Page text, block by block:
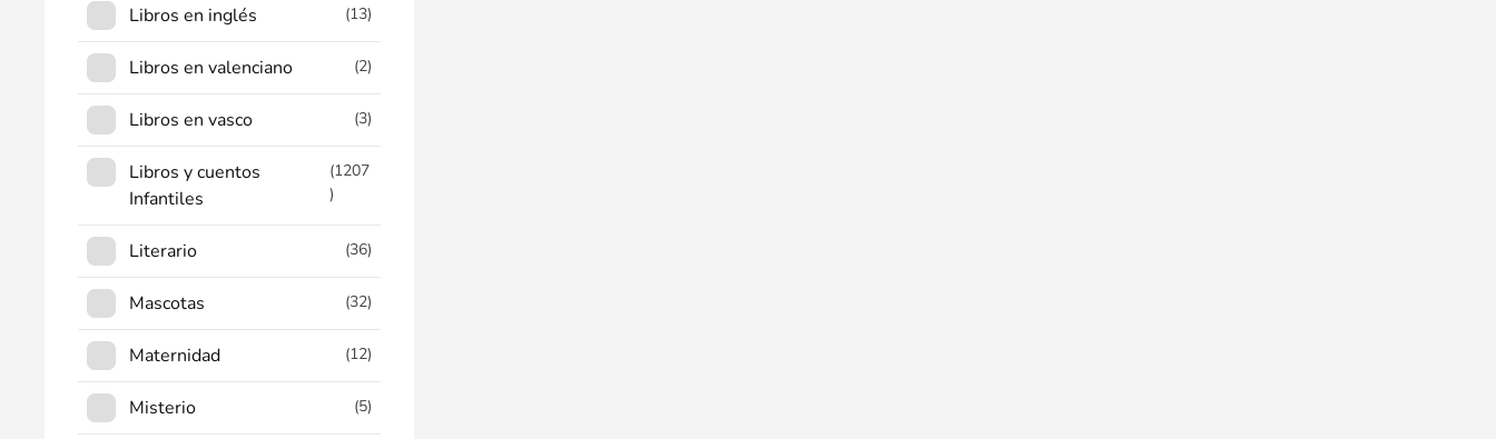
Libros en inglés (13)
Libros en valenciano (2)
Libros en vasco (3)
Libros y cuentos
Infantiles
(1207
)
Literario (36)
Mascotas (32)
Maternidad (12)
Misterio (5)